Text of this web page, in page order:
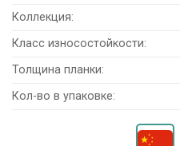
Коллекция:
Класс износостойкости:
Толщина планки:
Кол-во в упаковке: